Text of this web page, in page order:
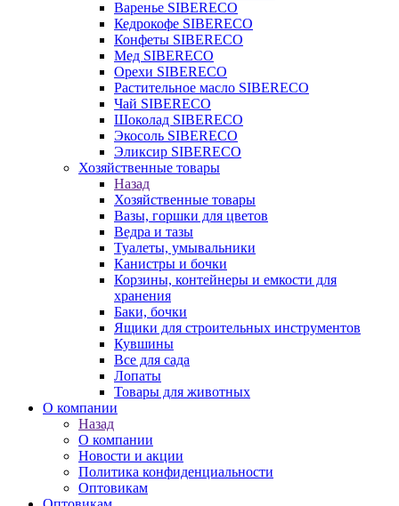
Варенье SIBERECO
Кедрокофе SIBERECO
Конфеты SIBERECO
Мед SIBERECO
Орехи SIBERECO
Растительное масло SIBERECO
Чай SIBERECO
Шоколад SIBERECO
Экосоль SIBERECO
Эликсир SIBERECO
Хозяйственные товары
Назад
Хозяйственные товары
Вазы, горшки для цветов
Ведра и тазы
Туалеты, умывальники
Канистры и бочки
Корзины, контейнеры и емкости для
хранения
Баки, бочки
Ящики для строительных инструментов
Кувшины
Все для сада
Лопаты
Товары для животных
О компании
Назад
О компании
Новости и акции
Политика конфиденциальности
Оптовикам